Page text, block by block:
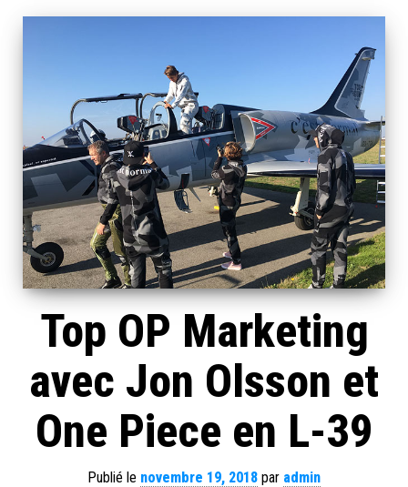
Top OP Marketing
avec Jon Olsson et
One Piece en L-39
Publié le novembre 19, 2018 par admin